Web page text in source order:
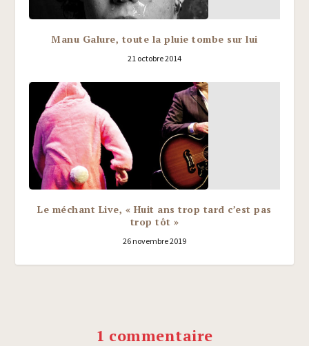
Manu Galure, toute la pluie tombe sur lui
21 octobre 2014
Le méchant Live, « Huit ans trop tard c’est pas
trop tôt »
26 novembre 2019
1 commentaire